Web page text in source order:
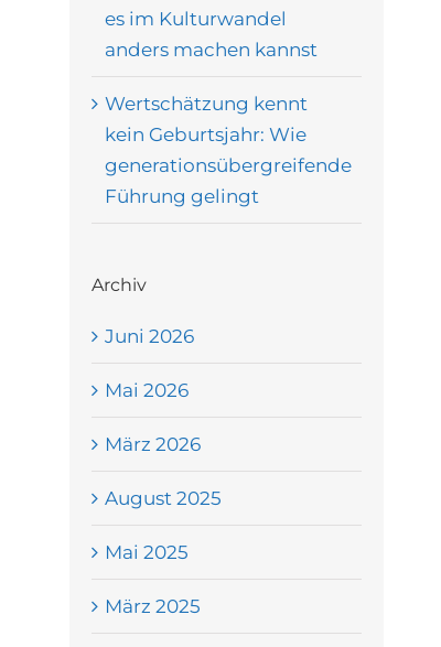
es im Kulturwandel
anders machen kannst
Wertschätzung kennt
kein Geburtsjahr: Wie
generationsübergreifende
Führung gelingt
Archiv
Juni 2026
Mai 2026
März 2026
August 2025
Mai 2025
März 2025